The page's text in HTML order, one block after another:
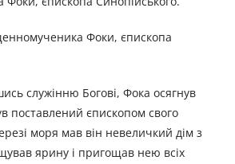
Фоки, єпископа
служінню Богові, Фока осягнув
поставлений єпископом свого
моря мав він невеличкий дім з
ярину і пригощав нею всіх